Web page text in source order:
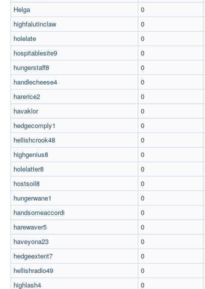
Helga
0
highfalutinclaw
0
holelate
0
hospitablesite9
0
hungerstaff8
0
handlecheese4
0
harerice2
0
havaklor
0
hedgecomply1
0
hellishcrook48
0
highgenius8
0
holelatter8
0
hostsoil8
0
hungerwane1
0
handsomeaccordi
0
harewaver5
0
haveyona23
0
hedgeextent7
0
hellishradio49
0
highlash4
0